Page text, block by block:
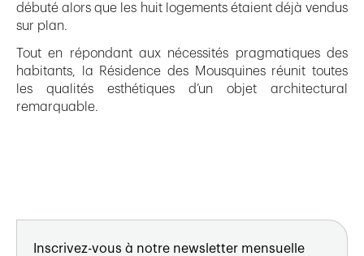
débuté alors que les huit logements étaient déjà vendus
sur plan.
Tout en répondant aux nécessités pragmatiques des
habitants, la Résidence des Mousquines réunit toutes
les qualités esthétiques d’un objet architectural
remarquable.
Inscrivez-vous à notre newsletter mensuelle